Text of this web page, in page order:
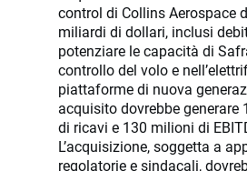
control di Collins Aerospace
miliardi di dollari, inclusi
potenziare le capacità di
controllo del volo e
piattaforme di nuova
acquisito dovrebbe generare
di ricavi e 130 milioni di
L’acquisizione, soggetta a
regolatorie e sindacali,